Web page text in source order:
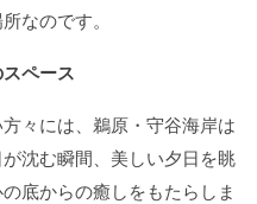
なのです。
ペース
々には、鵜原・守谷海岸は
沈む瞬間、美しい夕日を眺
底からの癒しをもたらしま